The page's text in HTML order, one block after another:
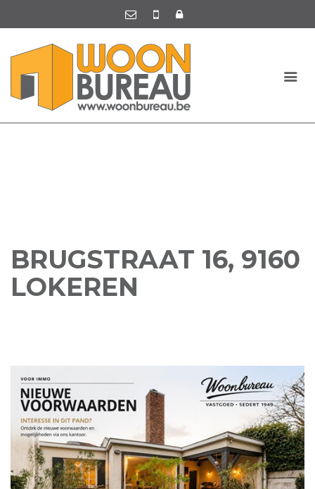
BRUGSTRAAT 16, 9160
LOKEREN